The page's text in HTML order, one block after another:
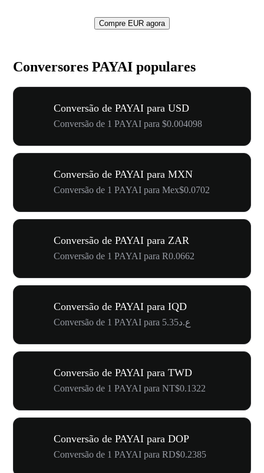
Compre EUR agora
Conversores PAYAI populares
Conversão de PAYAI para USD
Conversão de 1 PAYAI para $0.004098
Conversão de PAYAI para MXN
Conversão de 1 PAYAI para Mex$0.0702
Conversão de PAYAI para ZAR
Conversão de 1 PAYAI para R0.0662
Conversão de PAYAI para IQD
Conversão de 1 PAYAI para ع.د5.35
Conversão de PAYAI para TWD
Conversão de 1 PAYAI para NT$0.1322
Conversão de PAYAI para DOP
Conversão de 1 PAYAI para RD$0.2385